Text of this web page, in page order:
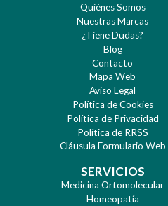
Quiénes Somos
Nuestras Marcas
¿Tiene Dudas?
Blog
Contacto
Mapa Web
Aviso Legal
Política de Cookies
Política de Privacidad
Política de RRSS
Cláusula Formulario Web
SERVICIOS
Medicina Ortomolecular
Homeopatía